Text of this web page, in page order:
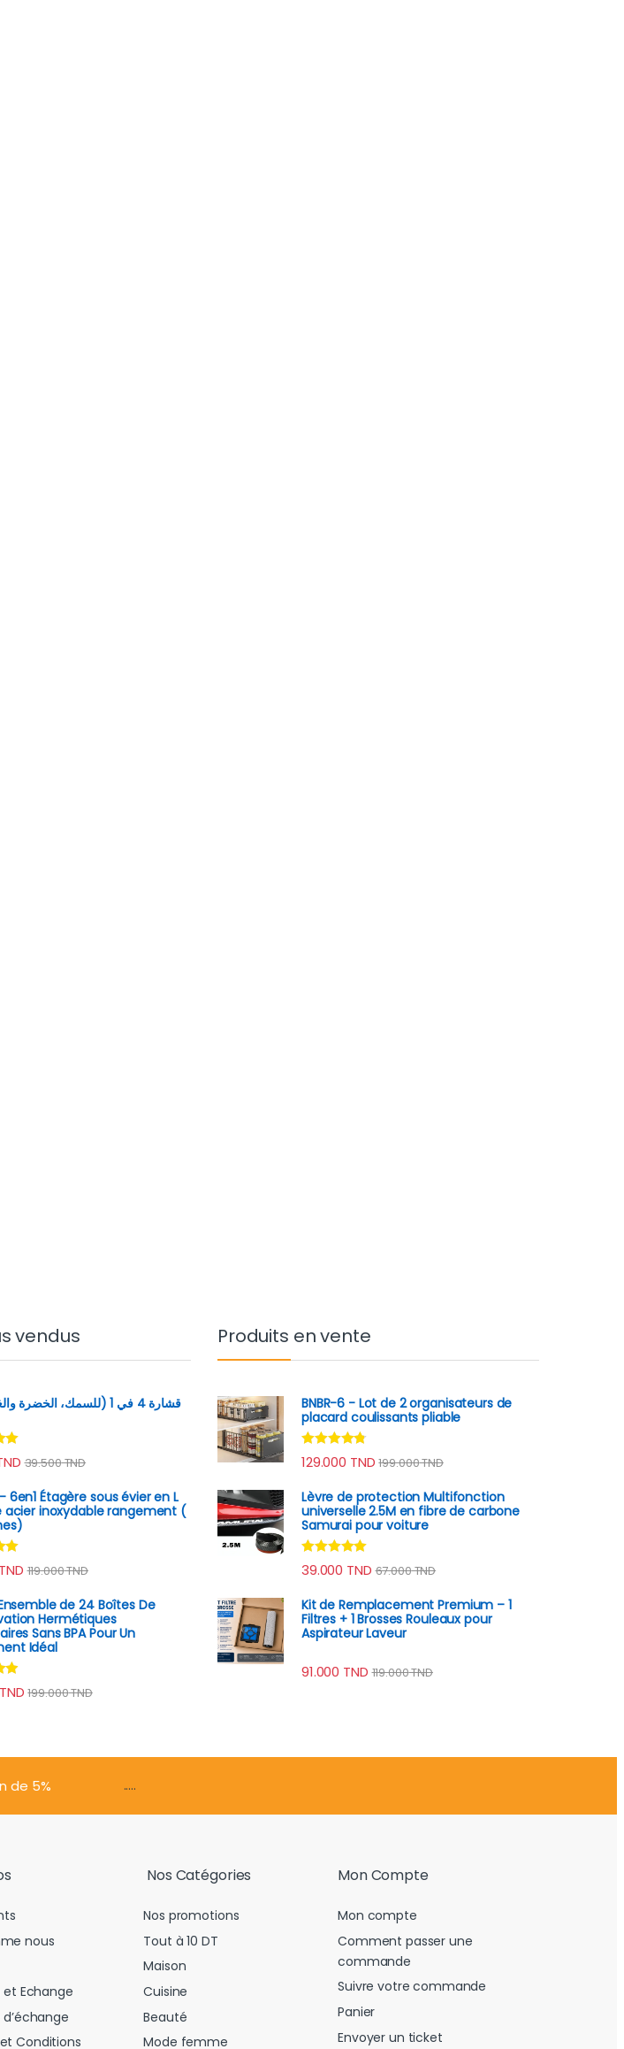
vendus
39.500TND
6en1 Étagère sous évier en L
acier inoxydable rangement (
TND 119.000TND
de 24 Boîtes De
Hermétiques
Sans BPA Pour Un
Idéal
TND 199.000TND
Produits en vente
BNBR-6 - Lot de 2 organisateurs de
placard coulissants pliable
Note4.64
sur 5
129.000 TND 199.000TND
Lèvre de protection Multifonction
universelle 2.5M en fibre de carbone
Samurai pour voiture
Note4.78
sur 5
39.000 TND 67.000TND
Kit de Remplacement Premium – 1
Filtres + 1 Brosses Rouleaux pour
Aspirateur Laveur
91.000 TND 119.000TND
de 5% .....
nous
et Echange
Conditions
Nos Catégories
Nos promotions
Tout à 10 DT
Maison
Cuisine
Beauté
Mode femme
Mon Compte
Mon compte
Comment passer une
commande
Suivre votre commande
Panier
Envoyer un ticket